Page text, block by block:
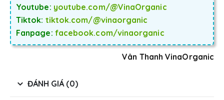
Youtube: youtube.com/@VinaOrganic
Tiktok: tiktok.com/@vinaorganic
Fanpage: facebook.com/vinaorganic
Vân Thanh VinaOrganic
ĐÁNH GIÁ (0)